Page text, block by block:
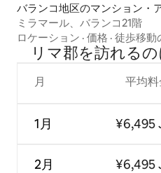
バランコ地区のマンション・
ミラマール、バランコ21階
ロケーション · 価格 · 徒歩移動
リマ郡を訪⁠れ⁠る
月
1月
2月
平均料
¥6,495
¥6,495